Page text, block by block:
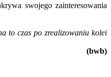
swojego zainteresowania
to czas po zrealizowaniu kolei
(bwb)